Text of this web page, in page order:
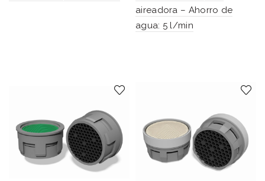
aireadora – Ahorro de
agua: 5 l/min